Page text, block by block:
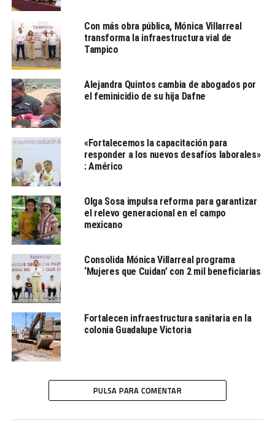
Impulsa Secretaría de Finanzas regularización del
transporte público para mejorar el servicio a las familias
tamaulipecas
Redacción
Desde la redacción.
Con más obra pública, Mónica Villarreal
transforma la infraestructura vial de
Tampico
Alejandra Quintos cambia de abogados por
el feminicidio de su hija Dafne
«Fortalecemos la capacitación para
responder a los nuevos desafíos laborales»
: Américo
Olga Sosa impulsa reforma para garantizar
el relevo generacional en el campo
mexicano
Consolida Mónica Villarreal programa
‘Mujeres que Cuidan’ con 2 mil beneficiarias
Fortalecen infraestructura sanitaria en la
colonia Guadalupe Victoria
PULSA PARA COMENTAR